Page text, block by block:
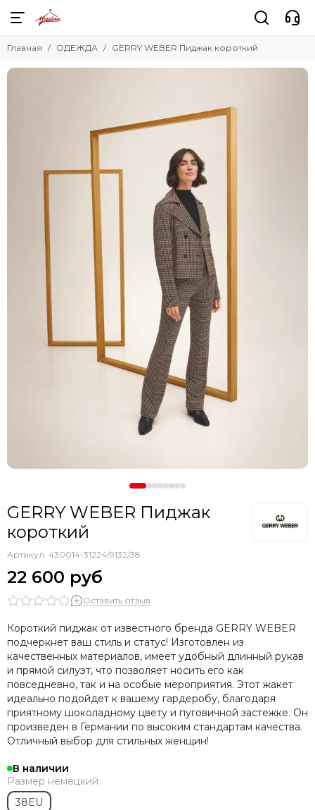
Главная ОДЕЖДА GERRY WEBER Пиджак короткий
GERRY WEBER Пиджак
короткий
Артикул: 430014-31224/9132/38
22 600 руб
Оставить отзыв
Короткий пиджак от известного бренда GERRY WEBER
подчеркнет ваш стиль и статус! Изготовлен из
качественных материалов, имеет удобный длинный рукав
и прямой силуэт, что позволяет носить его как
повседневно, так и на особые мероприятия. Этот жакет
идеально подойдет к вашему гардеробу, благодаря
приятному шоколадному цвету и пуговичной застежке. Он
произведен в Германии по высоким стандартам качества.
Отличный выбор для стильных женщин!
В наличии
Размер немецкий
38EU